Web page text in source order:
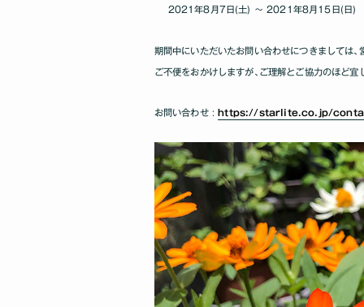
2021年8月7日(土) ～ 2021年8月15日(日)
期間中にいただいたお問い合わせにつきましては､
ご不便をおかけしますが､ご理解とご協力のほど宜
お問い合わせ : https://starlite.co.jp/